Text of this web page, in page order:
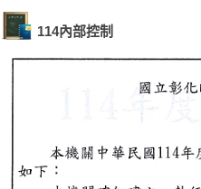
114內部控制